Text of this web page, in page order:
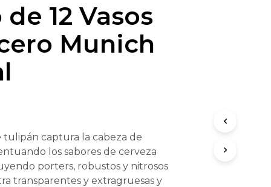
12 Vasos
Munich
tulipán captura la cabeza de
los sabores de cerveza
porters, robustos y nitrosos
transparentes y extragruesas y